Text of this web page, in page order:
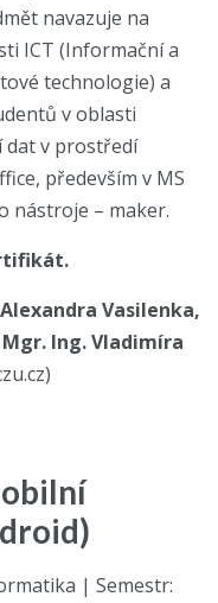
navazuje na
ICT (Informační a
technologie) a
v oblasti
dat v prostředí
především v MS
nástroje – maker.
Vasilenka,
Mgr. Ing. Vladimíra
| Semestr: